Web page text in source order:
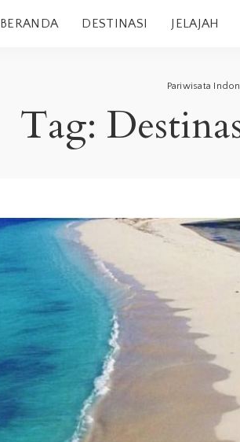
BERANDA DESTINASI JELAJAH
Pariwisata
Tag: